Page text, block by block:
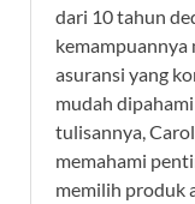
dari 10 tahun
kemampuannya
asuransi yang
mudah
tulisannya,
memahami
memilih produk